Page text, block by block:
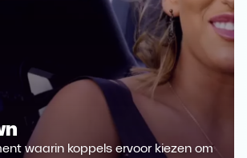
Download
Download
Edge
Download
waarin koppels ervoor kiezen om